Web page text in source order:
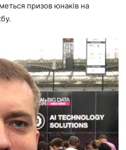
призов юнаків на